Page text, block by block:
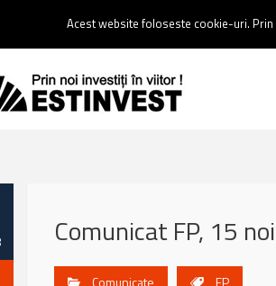
0237 238 900 |Email :contact@estinvest.ro
Comunicat FP, 15
Comunicate FP
Acest website foloseste cookie-uri.